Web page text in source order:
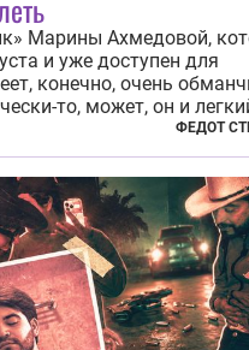
Марины Ахмедовой,
и уже доступен для
конечно, очень
то, может, он и
метафизически —
тяжелый. Десять
напрямую или
ФЕДОТ